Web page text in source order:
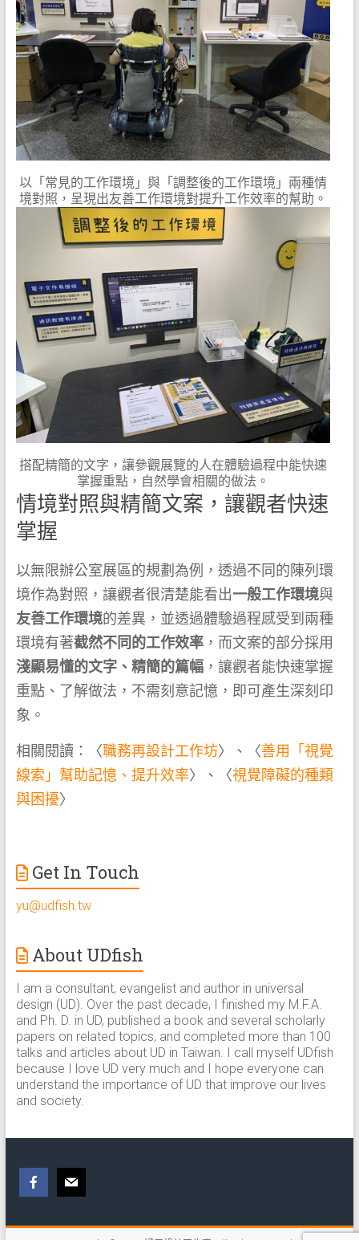
以「常見的工作環境」與「調整後的工作環境」兩種情
境對照，呈現出友善工作環境對提升工作效率的幫助。
搭配精簡的文字，讓參觀展覽的人在體驗過程中能快速
掌握重點，自然學會相關的做法。
情境對照與精簡文案，讓觀者快速
掌握
以無限辦公室展區的規劃為例，透過不同的陳列環
境作為對照，讓觀者很清楚能看出一般工作環境與
友善工作環境的差異，並透過體驗過程感受到兩種
環境有著截然不同的工作效率，而文案的部分採用
淺顯易懂的文字、精簡的篇幅，讓觀者能快速掌握
重點、了解做法，不需刻意記憶，即可產生深刻印
象。
相關閱讀：〈職務再設計工作坊〉、〈善用「視覺
線索」幫助記憶、提升效率〉、〈視覺障礙的種類
與困擾〉
Get In Touch
yu@udfish.tw
About UDfish
I am a consultant, evangelist and author in universal
design (UD). Over the past decade, I finished my M.F.A.
and Ph. D. in UD, published a book and several scholarly
papers on related topics, and completed more than 100
talks and articles about UD in Taiwan. I call myself UDfish
because I love UD very much and I hope everyone can
understand the importance of UD that improve our lives
and society.